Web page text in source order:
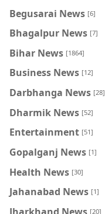
Begusarai News [6]
Bhagalpur News [7]
Bihar News [1864]
Business News [12]
Darbhanga News [28]
Dharmik News [52]
Entertainment [51]
Gopalganj News [1]
Health News [30]
Jahanabad News [1]
Jharkhand News [20]